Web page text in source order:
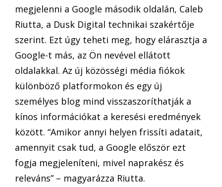
megjelenni a Google második oldalán, Caleb
Riutta, a Dusk Digital technikai szakértője
szerint. Ezt úgy teheti meg, hogy elárasztja a
Google-t más, az Ön nevével ellátott
oldalakkal. Az új közösségi média fiókok
különböző platformokon és egy új
személyes blog mind visszaszoríthatják a
kínos információkat a keresési eredmények
között. “Amikor annyi helyen frissíti adatait,
amennyit csak tud, a Google először ezt
fogja megjeleníteni, mivel naprakész és
releváns” – magyarázza Riutta.